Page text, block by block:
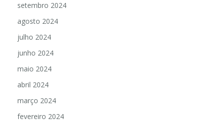
setembro 2024
agosto 2024
julho 2024
junho 2024
maio 2024
abril 2024
março 2024
fevereiro 2024